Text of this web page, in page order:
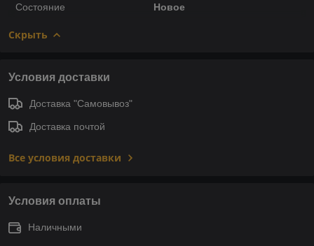
Состояние
Новое
Скрыть
Условия доставки
Доставка "Самовывоз"
Доставка почтой
Все условия доставки
Условия оплаты
Наличными